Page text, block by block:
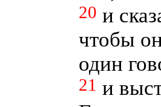
20 и
чтобы
один
21 и